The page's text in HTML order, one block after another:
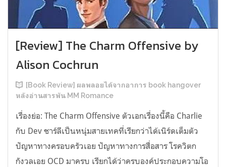
[Review] The Charm Offensive by
Alison Cochrun
[Book Review] ผลพลอยได้จากอาการ book hangover
หลังอ่านสารพัน MM Romance
เรื่องย่อ: The Charm Offensive ตัวเอกเรื่องนี้คือ Charlie
กับ Dev ชาร์ลีเป็นหนุ่มสายเทคที่เรียกว่าได้เนิร์ดเต็มตัว
ปัญหาทางครอบครัวเอย ปัญหาทางการสื่อสาร โรควิตก
กังวลเอย OCD มาครบ เรียกได้ว่าครบองค์ประกอบความโอ